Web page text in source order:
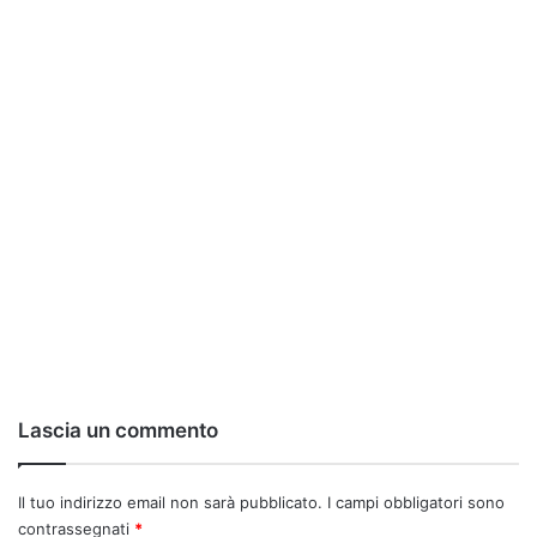
Lascia un commento
Il tuo indirizzo email non sarà pubblicato. I campi obbligatori sono
contrassegnati *